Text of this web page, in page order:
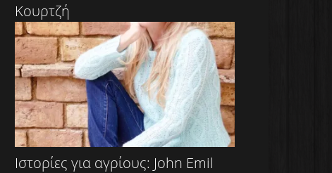
Κουρτζή
Ιστορίες για αγρίους: John Emil